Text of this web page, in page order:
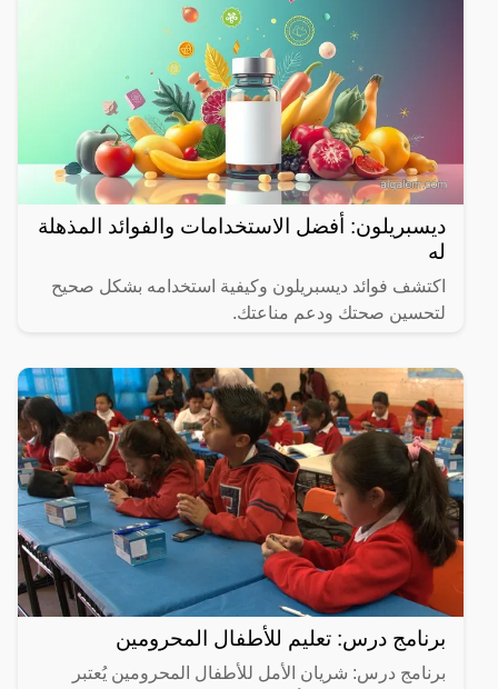
ديسبريلون: أفضل الاستخدامات والفوائد المذهلة
له
اكتشف فوائد ديسبريلون وكيفية استخدامه بشكل صحيح
لتحسين صحتك ودعم مناعتك.
برنامج درس: تعليم للأطفال المحرومين
برنامج درس: شريان الأمل للأطفال المحرومين يُعتبر